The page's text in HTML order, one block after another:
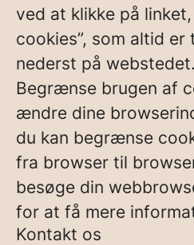
ved at klikke på
cookies”, som altid
nederst på webstedet.
Begrænse brugen af
ændre dine
du kan begrænse
fra browser til
besøge din
for at få mere
Kontakt os